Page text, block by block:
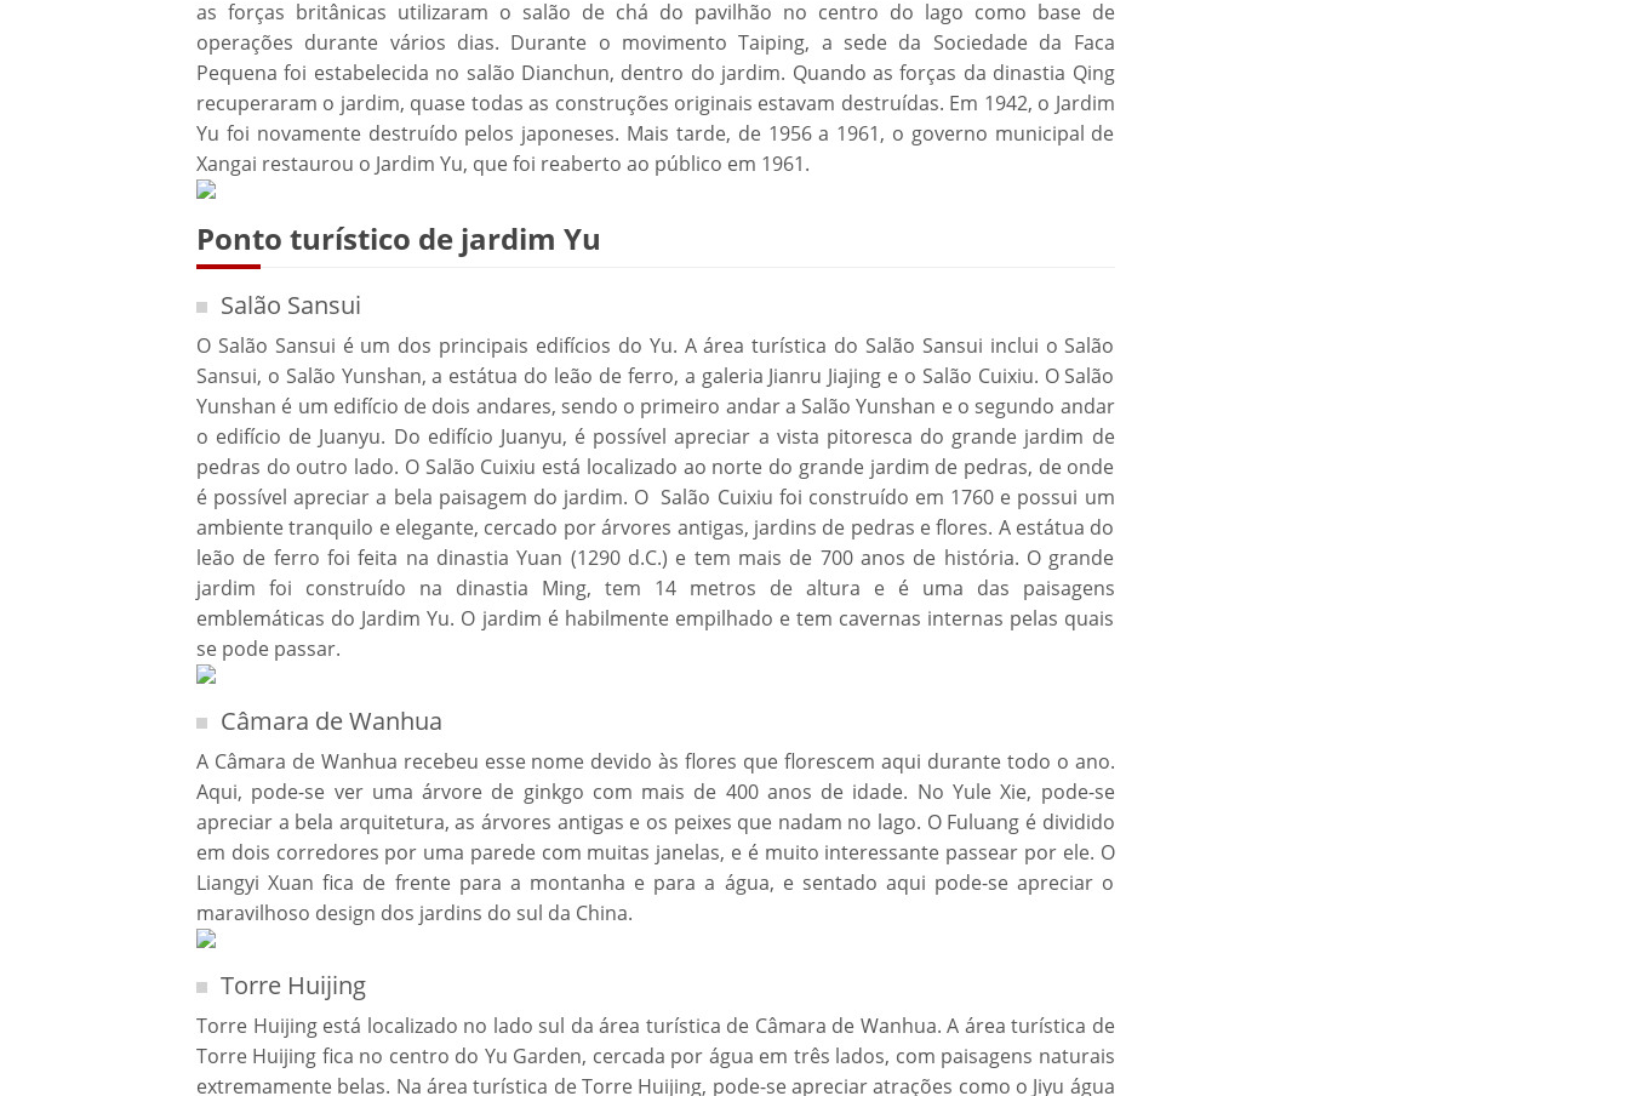
as forças britânicas utilizaram o salão de chá do pavilhão no centro do lago como base de
operações durante vários dias. Durante o movimento Taiping, a sede da Sociedade da Faca
Pequena foi estabelecida no salão Dianchun, dentro do jardim. Quando as forças da dinastia Qing
recuperaram o jardim, quase todas as construções originais estavam destruídas. Em 1942, o Jardim
Yu foi novamente destruído pelos japoneses. Mais tarde, de 1956 a 1961, o governo municipal de
Xangai restaurou o Jardim Yu, que foi reaberto ao público em 1961.
Ponto turístico de jardim Yu
Salão Sansui
O Salão Sansui é um dos principais edifícios do Yu. A área turística do Salão Sansui inclui o Salão
Sansui, o Salão Yunshan, a estátua do leão de ferro, a galeria Jianru Jiajing e o Salão Cuixiu. O Salão
Yunshan é um edifício de dois andares, sendo o primeiro andar a Salão Yunshan e o segundo andar
o edifício de Juanyu. Do edifício Juanyu, é possível apreciar a vista pitoresca do grande jardim de
pedras do outro lado. O Salão Cuixiu está localizado ao norte do grande jardim de pedras, de onde
é possível apreciar a bela paisagem do jardim. O Salão Cuixiu foi construído em 1760 e possui um
ambiente tranquilo e elegante, cercado por árvores antigas, jardins de pedras e flores. A estátua do
leão de ferro foi feita na dinastia Yuan (1290 d.C.) e tem mais de 700 anos de história. O grande
jardim foi construído na dinastia Ming, tem 14 metros de altura e é uma das paisagens
emblemáticas do Jardim Yu. O jardim é habilmente empilhado e tem cavernas internas pelas quais
se pode passar.
Câmara de Wanhua
A Câmara de Wanhua recebeu esse nome devido às flores que florescem aqui durante todo o ano.
Aqui, pode-se ver uma árvore de ginkgo com mais de 400 anos de idade. No Yule Xie, pode-se
apreciar a bela arquitetura, as árvores antigas e os peixes que nadam no lago. O Fuluang é dividido
em dois corredores por uma parede com muitas janelas, e é muito interessante passear por ele. O
Liangyi Xuan fica de frente para a montanha e para a água, e sentado aqui pode-se apreciar o
maravilhoso design dos jardins do sul da China.
Torre Huijing
Torre Huijing está localizado no lado sul da área turística de Câmara de Wanhua. A área turística de
Torre Huijing fica no centro do Yu Garden, cercada por água em três lados, com paisagens naturais
extremamente belas. Na área turística de Torre Huijing, pode-se apreciar atrações como o Jiyu água